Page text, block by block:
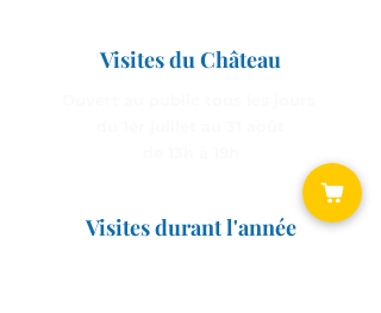
Visites du Château
Visites durant l'année